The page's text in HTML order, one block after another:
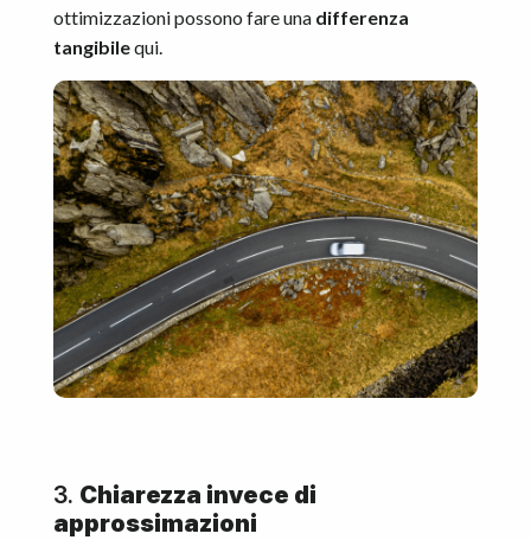
ottimizzazioni possono fare una differenza
tangibilequi.
3. Chiarezza invece di
approssimazioni